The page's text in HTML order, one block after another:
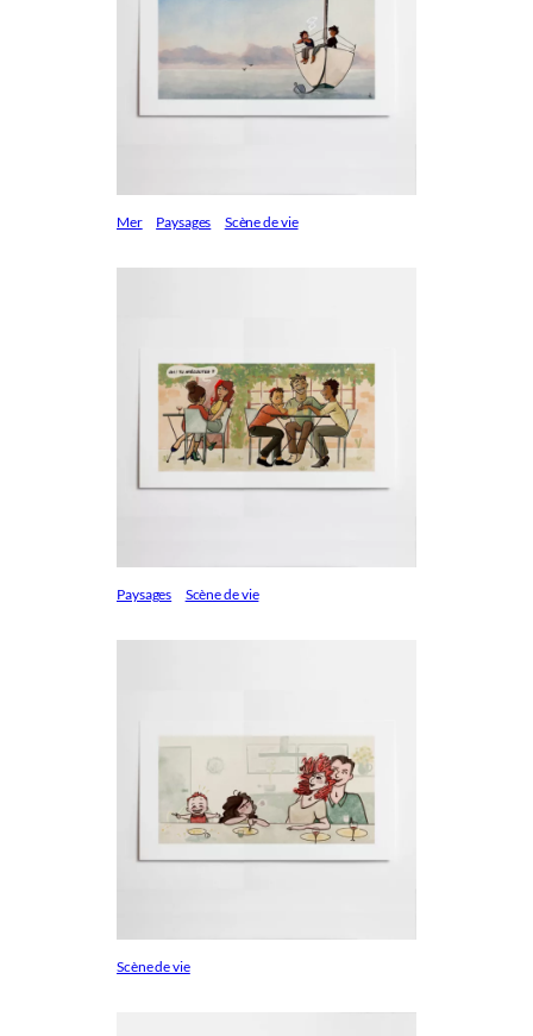
Mer Paysages Scène de vie
Paysages Scène de vie
Scène de vie